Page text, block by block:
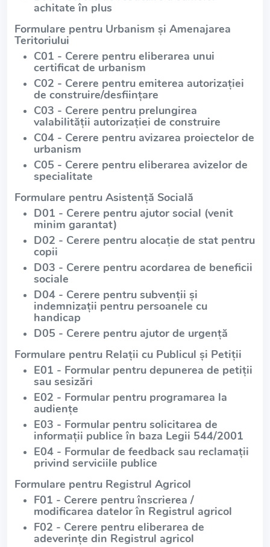
achitate în plus
Formulare pentru Urbanism și Amenajarea
Teritoriului
C01 - Cerere pentru eliberarea unui
certificat de urbanism
C02 - Cerere pentru emiterea autorizației
de construire/desființare
C03 - Cerere pentru prelungirea
valabilității autorizației de construire
C04 - Cerere pentru avizarea proiectelor de
urbanism
C05 - Cerere pentru eliberarea avizelor de
specialitate
Formulare pentru Asistență Socială
D01 - Cerere pentru ajutor social (venit
minim garantat)
D02 - Cerere pentru alocație de stat pentru
copii
D03 - Cerere pentru acordarea de beneficii
sociale
D04 - Cerere pentru subvenții și
indemnizații pentru persoanele cu
handicap
D05 - Cerere pentru ajutor de urgență
Formulare pentru Relații cu Publicul și Petiții
E01 - Formular pentru depunerea de petiții
sau sesizări
E02 - Formular pentru programarea la
audiențe
E03 - Formular pentru solicitarea de
informații publice în baza Legii 544/2001
E04 - Formular de feedback sau reclamații
privind serviciile publice
Formulare pentru Registrul Agricol
F01 - Cerere pentru înscrierea /
modificarea datelor în Registrul agricol
F02 - Cerere pentru eliberarea de
adeverințe din Registrul agricol